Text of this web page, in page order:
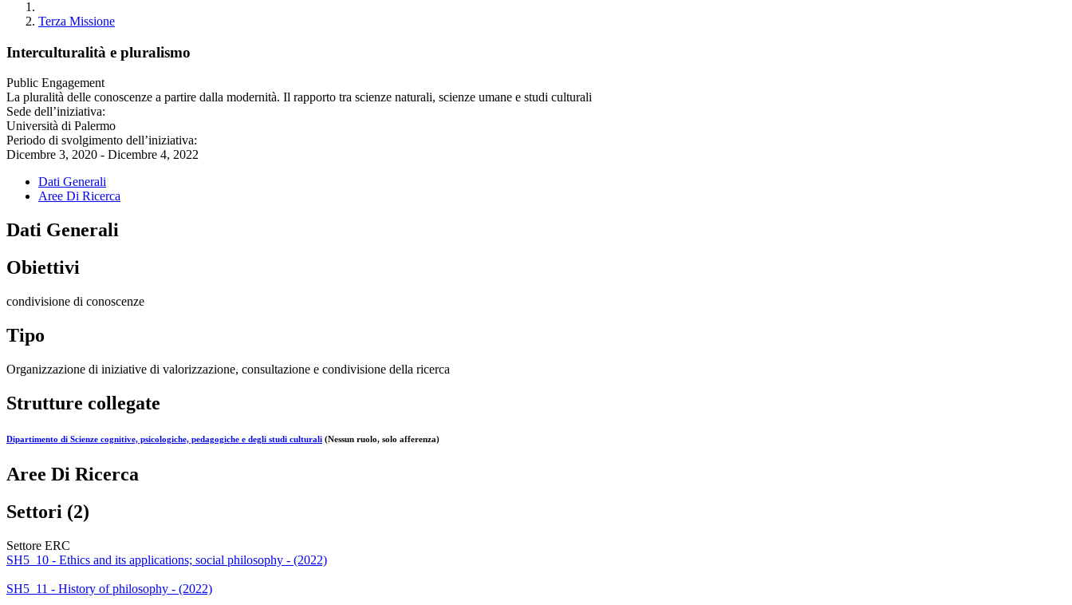
Terza Missione
Interculturalità e pluralismo
Public Engagement
La pluralità delle conoscenze a partire dalla modernità. Il rapporto tra scienze naturali, scienze umane e studi culturali
Sede dell’iniziativa:
Università di Palermo
Periodo di svolgimento dell’iniziativa:
Dicembre 3, 2020 - Dicembre 4, 2022
Dati Generali
Aree Di Ricerca
Dati Generali
Obiettivi
condivisione di conoscenze
Tipo
Organizzazione di iniziative di valorizzazione, consultazione e condivisione della ricerca
Strutture collegate
Dipartimento di Scienze cognitive, psicologiche, pedagogiche e degli studi culturali (Nessun ruolo, solo afferenza)
Aree Di Ricerca
Settori (2)
Settore ERC
SH5_10 - Ethics and its applications; social philosophy - (2022)
SH5_11 - History of philosophy - (2022)